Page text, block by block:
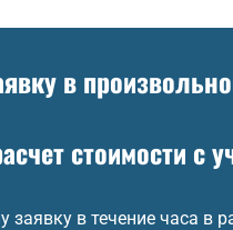
в
стоимости с
в течение часа в